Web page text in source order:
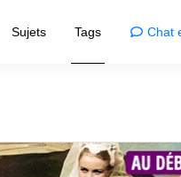
Sujets Tags Chat
Vie animale